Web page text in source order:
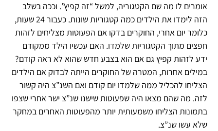
אומרים לו מה שם הקטגוריה, למשל “זה קפיץ”. וככה בשלב
הזה לימדו את הילדים כמה קטגוריות שונות. כעבור 24 שעות,
כלומר יום אחרי, החוקרים בדקו אם הפעוטות מצליחים לזהות
חפצים מתוך הקטגוריות שלמדו. האם עכשיו הילד ממקודם
ידע לזהות קפיץ גם אם הוא בצבע חדש שהוא לא ראה קודם?
במילים אחרות, המטרה של החוקרים הייתה לבדוק אם הילדים
הצליחו להכליל ממה שלמדו יום קודם ואם השנ”צ היה קשור
לזה. מה שהם מצאו היה שפעוטות שישנו שנ”צ ישר אחרי שצפו
בתמונות הצליחו משמעותית יותר מהפעוטות האחרים במחקר
שלא עשו שנ”צ.